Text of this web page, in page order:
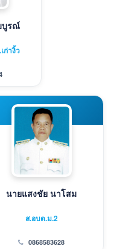
บูรณ์
ก่างิ้ว
นายแสงชัย นาโสม
ส.อบต.ม.2
0868583628